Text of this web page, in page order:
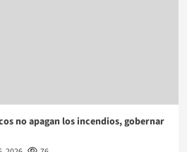
no apagan los incendios, gobernar